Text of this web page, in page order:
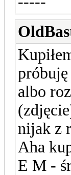
albo
nijak z
Aha
E M -